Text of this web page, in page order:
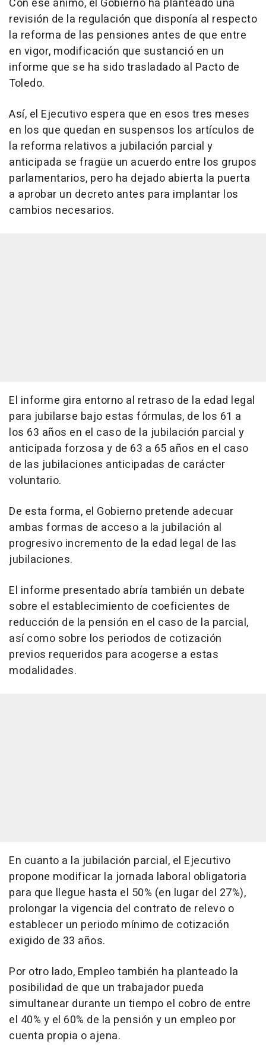
Con ese ánimo, el Gobierno ha planteado una
revisión de la regulación que disponía al respecto
la reforma de las pensiones antes de que entre
en vigor, modificación que sustanció en un
informe que se ha sido trasladado al Pacto de
Toledo.
Así, el Ejecutivo espera que en esos tres meses
en los que quedan en suspensos los artículos de
la reforma relativos a jubilación parcial y
anticipada se fragüe un acuerdo entre los grupos
parlamentarios, pero ha dejado abierta la puerta
a aprobar un decreto antes para implantar los
cambios necesarios.
El informe gira entorno al retraso de la edad legal
para jubilarse bajo estas fórmulas, de los 61 a
los 63 años en el caso de la jubilación parcial y
anticipada forzosa y de 63 a 65 años en el caso
de las jubilaciones anticipadas de carácter
voluntario.
De esta forma, el Gobierno pretende adecuar
ambas formas de acceso a la jubilación al
progresivo incremento de la edad legal de las
jubilaciones.
El informe presentado abría también un debate
sobre el establecimiento de coeficientes de
reducción de la pensión en el caso de la parcial,
así como sobre los periodos de cotización
previos requeridos para acogerse a estas
modalidades.
En cuanto a la jubilación parcial, el Ejecutivo
propone modificar la jornada laboral obligatoria
para que llegue hasta el 50% (en lugar del 27%),
prolongar la vigencia del contrato de relevo o
establecer un periodo mínimo de cotización
exigido de 33 años.
Por otro lado, Empleo también ha planteado la
posibilidad de que un trabajador pueda
simultanear durante un tiempo el cobro de entre
el 40% y el 60% de la pensión y un empleo por
cuenta propia o ajena.